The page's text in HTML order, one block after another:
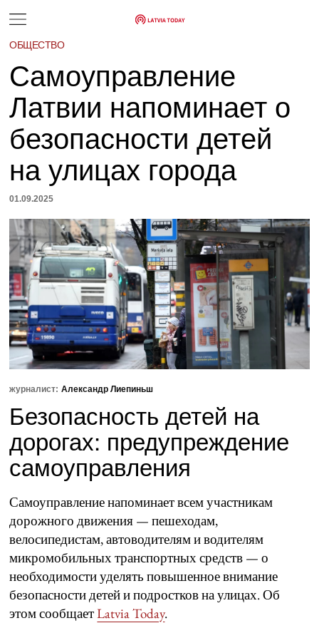
ОБЩЕСТВО
Самоуправление
Латвии напоминает о
безопасности детей
на улицах города
01.09.2025
журналист: Александр Лиепиньш
Безопасность детей на
дорогах: предупреждение
самоуправления
Самоуправление напоминает всем участникам
дорожного движения — пешеходам,
велосипедистам, автоводителям и водителям
микромобильных транспортных средств — о
необходимости уделять повышенное внимание
безопасности детей и подростков на улицах. Об
этом сообщаетLatvia Today.